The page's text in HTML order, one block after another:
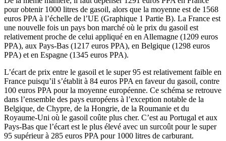
pour obtenir 1000 litres de gasoil, alors que la moyenne est de 1568
euros PPA à l’échelle de l’UE (Graphique 1 Partie B). La France est
une nouvelle fois un pays bon marché où le prix du gasoil est
relativement proche de celui appliqué en en Allemagne (1209 euros
PPA), aux Pays-Bas (1217 euros PPA), en Belgique (1298 euros
PPA) et en Espagne (1345 euros PPA).
L’écart de prix entre le gasoil et le super 95 est relativement faible en
France puisqu’il s’établit à 84 euros PPA en faveur du gasoil, contre
100 euros PPA pour la moyenne européenne. Ce schéma se retrouve
dans l’ensemble des pays européens à l’exception notable de la
Belgique, de Chypre, de la Hongrie, de la Roumanie et du
Royaume-Uni où le gasoil coûte plus cher. C’est au Portugal et aux
Pays-Bas que l’écart est le plus élevé avec un surcoût pour le super
95 supérieur à 285 euros PPA pour 1000 litres de carburant.